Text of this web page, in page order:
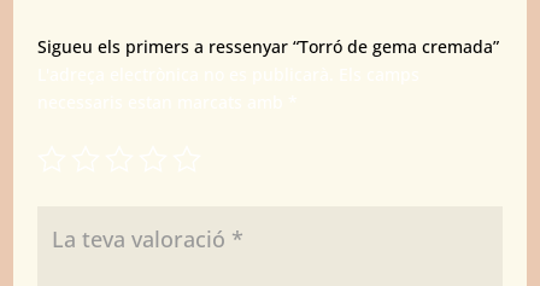
Sigueu els primers a ressenyar “Torró de gema cremada”